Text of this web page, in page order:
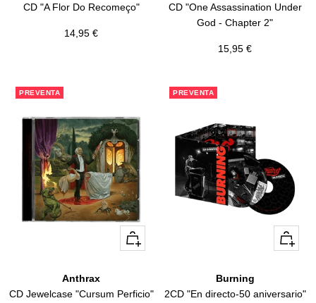
CD "A Flor Do Recomeço"
Precio
14,95 €
CD "One Assassination Under
God - Chapter 2"
Precio
15,95 €
PREVENTA
+
Añadir
Anthrax
CD Jewelcase "Cursum Perficio"
PREVENTA
+
Añadir
Burning
2CD "En directo-50 aniversario"